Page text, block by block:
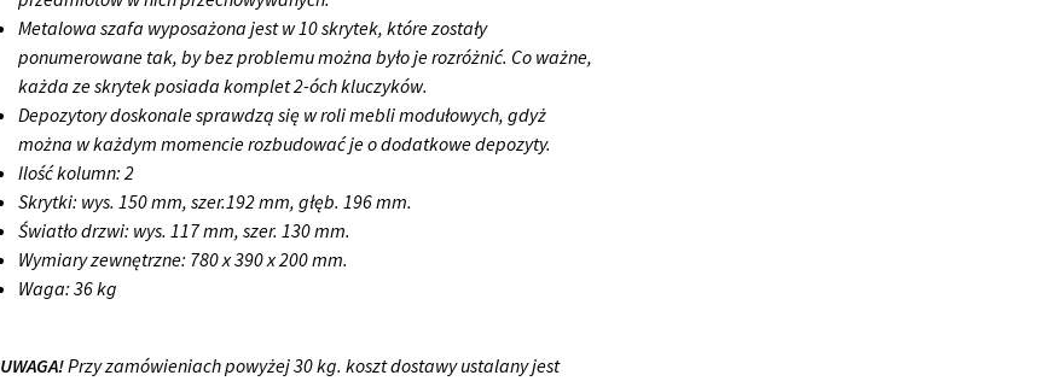
Metalowa szafa wyposażona jest w 10 skrytek, które zostały
ponumerowane tak, by bez problemu można było je rozróżnić. Co ważne,
każda ze skrytek posiada komplet 2-óch kluczyków.
Depozytory doskonale sprawdzą się w roli mebli modułowych, gdyż
można w każdym momencie rozbudować je o dodatkowe depozyty.
Ilość kolumn: 2
Skrytki: wys. 150 mm, szer.192 mm, głęb. 196 mm.
Światło drzwi: wys. 117 mm, szer. 130 mm.
Wymiary zewnętrzne: 780 x 390 x 200 mm.
Waga: 36 kg
UWAGA!Przy zamówieniach powyżej 30 kg. koszt dostawy ustalany jest